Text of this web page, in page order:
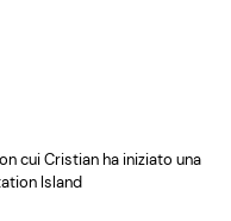
cui Cristian ha iniziato una
Island